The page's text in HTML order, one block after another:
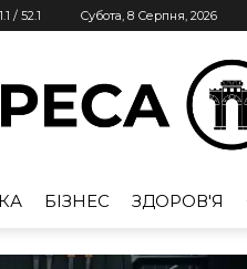
/ 52.1 Субота, 8 Серпня, 2026
БІЗНЕС ЗДОРОВ'Я